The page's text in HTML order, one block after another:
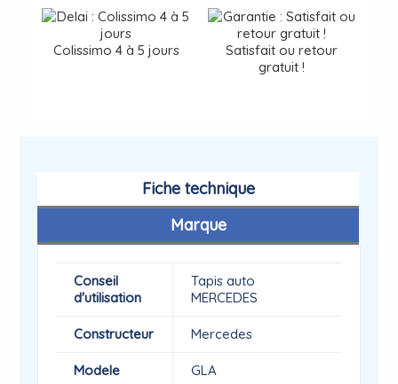
Colissimo 4 à 5 jours
Satisfait ou retour
gratuit !
Fiche technique
Marque
Conseil
d'utilisation
Tapis auto
MERCEDES
Constructeur Mercedes
Modele GLA